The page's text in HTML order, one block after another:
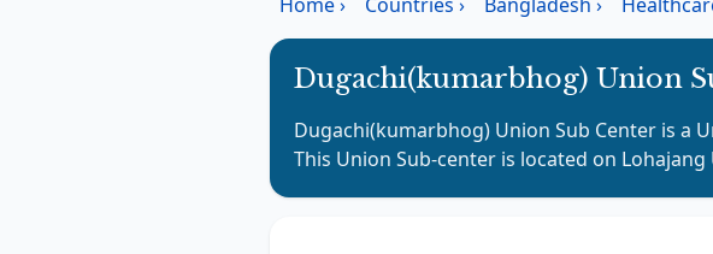
Dugachi(kumarbhog) Union
Dugachi(kumarbhog) Union Sub Center is a
This Union Sub-center is located on Lohajang